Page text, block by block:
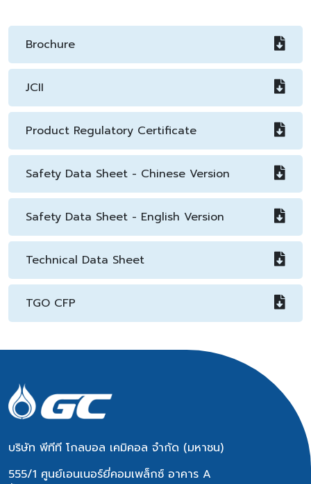
Brochure
JCII
Product Regulatory Certificate
Safety Data Sheet - Chinese Version
Safety Data Sheet - English Version
Technical Data Sheet
TGO CFP
บริษัท พีทีที โกลบอล เคมิคอล จำกัด (มหาชน)
555/1 ศูนย์เอนเนอร์ยี่คอมเพล็กซ์ อาคาร A